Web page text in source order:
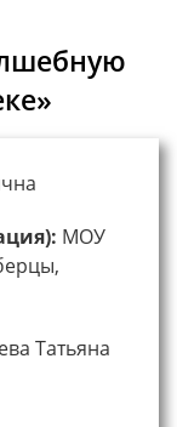
МОУ
Татьяна